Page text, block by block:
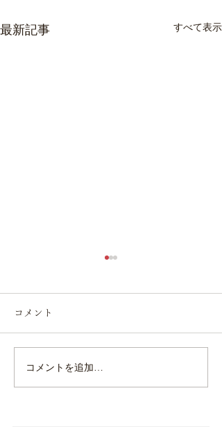
最新記事 すべて表示
「馬と暮らす 馬と働く」
コメント
コメントを追加…